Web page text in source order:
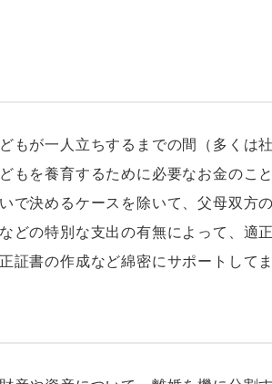
もが一人立ちするまでの間（多くは
もを養育するために必要なお金のこと
で決めるケースを除いて、父母双方
どの特別な支出の有無によって、
証書の作成など綿密にサポートしてま